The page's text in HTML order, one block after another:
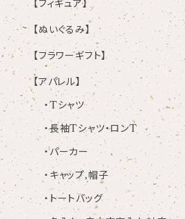
【フィギュア】
【ぬいぐるみ】
【フラワーギフト】
【アパレル】
・Tシャツ
・長袖Tシャツ・ロンT
・パーカー
・キャップ,帽子
・トートバッグ